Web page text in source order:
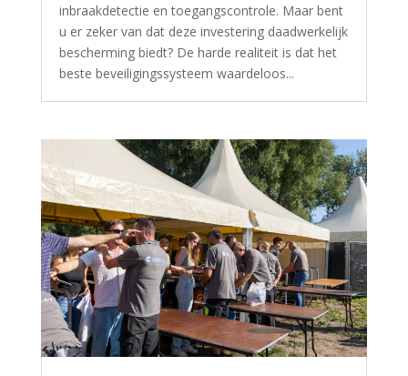
inbraakdetectie en toegangscontrole. Maar bent
u er zeker van dat deze investering daadwerkelijk
bescherming biedt? De harde realiteit is dat het
beste beveiligingssysteem waardeloos...